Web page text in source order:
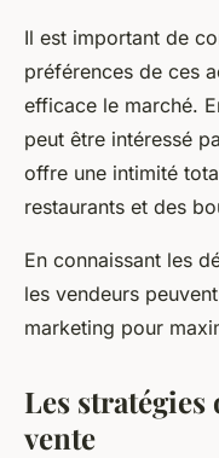
Il est important de
préférences de ces
efficace le marché.
peut être intéressé
offre une intimité
restaurants et des
En connaissant les
les vendeurs
marketing pour
Les stratégies
vente